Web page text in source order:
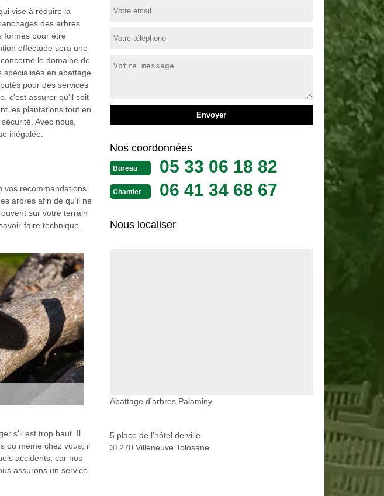
vise à réduire la
des arbres
formés pour être
effectuée sera une
le domaine de
spécialisés en abattage
pour des services
c'est assurer qu’il soit
les plantations tout en
Avec nous,
inégalée.
vos recommandations
arbres afin de qu’il ne
sur votre terrain
faire technique.
s'il est trop haut. Il
ou même chez vous, il
accidents, car nos
assurons un service
Nos coordonnées
Bureau 05 33 06 18 82
Chantier 06 41 34 68 67
Nous localiser
Abattage d'arbres Palaminy
5 place de l'hôtel de ville
31270 Villeneuve Tolosane